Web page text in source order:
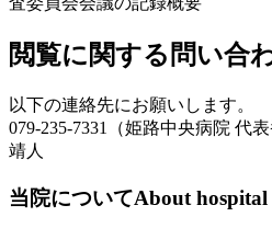
閲覧に関する問い合
以下の連絡先にお願いします。
079-235-7331（姫路中央病院 代
靖人
当院についてAbout hospital